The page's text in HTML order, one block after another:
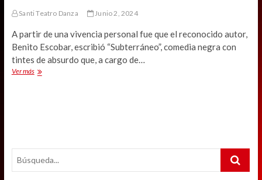
Santi Teatro Danza Junio 2, 2024
A partir de una vivencia personal fue que el reconocido autor,
Benito Escobar, escribió “Subterráneo”, comedia negra con
tintes de absurdo que, a cargo de…
Ver másBenito
Finis
Search